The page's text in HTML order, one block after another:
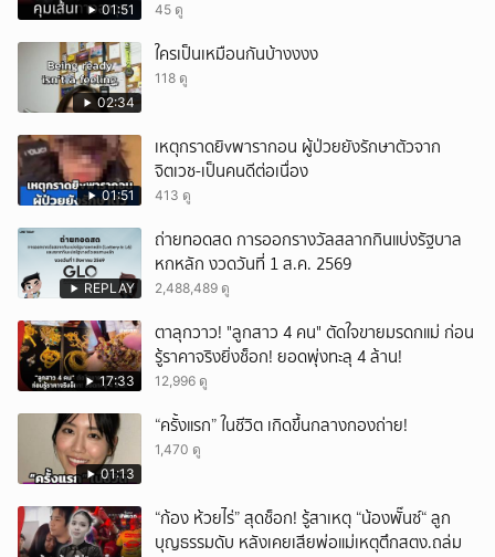
01:51 45 ดู
02:34
ใครเป็นเหมือนกันบ้างงงง
118 ดู
01:51
เหตุกราดยิvพารากอน ผู้ป่วยยังรักษาตัวจาก
จิตเวช-เป็นคนดีต่อเนื่อง
413 ดู
REPLAY
ถ่ายทอดสด การออกรางวัลสลากกินแบ่งรัฐบาล
หกหลัก งวดวันที่ 1 ส.ค. 2569
2,488,489 ดู
17:33
ตาลุกวาว! "ลูกสาว 4 คน" ตัดใจขายมรดกแม่ ก่อน
รู้ราคาจริงยิ่งช็อก! ยอดพุ่งทะลุ 4 ล้าน!
12,996 ดู
01:13
“ครั้งแรก” ในชีวิต เกิดขึ้นกลางกองถ่าย!
1,470 ดู
“ก้อง ห้วยไร่” สุดช็อก! รู้สาเหตุ “น้องพั๊นซ์“ ลูก
บุญธรรมดับ หลังเคยเสียพ่อแม่เหตุตึกสตง.ถล่ม